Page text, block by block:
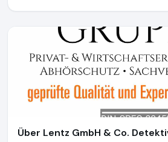
Über Lentz GmbH & Co.